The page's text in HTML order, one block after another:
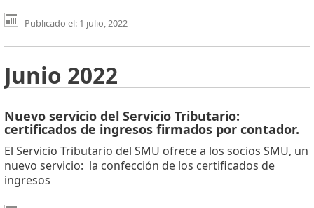
Publicado el: 1 julio, 2022
Junio 2022
Nuevo servicio del Servicio Tributario:
certificados de ingresos firmados por contador.
El Servicio Tributario del SMU ofrece a los socios SMU, un
nuevo servicio: la confección de los certificados de
ingresos